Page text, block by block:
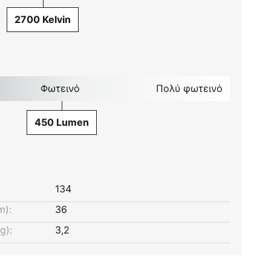
2700 Kelvin
Φωτεινό Πολύ φωτεινό
450 Lumen
134
36
3,2